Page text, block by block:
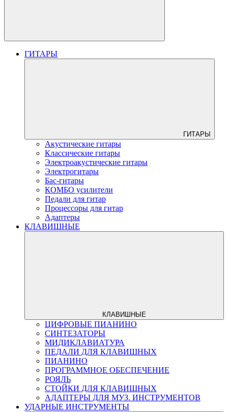
ГИТАРЫ
ГИТАРЫ
Акустические гитары
Классические гитары
Электроакустические гитары
Электрогитары
Бас-гитары
КОМБО усилители
Педали для гитар
Процессоры для гитар
Адаптеры
КЛАВИШНЫЕ
КЛАВИШНЫЕ
ЦИФРОВЫЕ ПИАНИНО
СИНТЕЗАТОРЫ
МИДИКЛАВИАТУРА
ПЕДАЛИ ДЛЯ КЛАВИШНЫХ
ПИАНИНО
ПРОГРАММНОЕ ОБЕСПЕЧЕНИЕ
РОЯЛЬ
СТОЙКИ ДЛЯ КЛАВИШНЫХ
АДАПТЕРЫ ДЛЯ МУЗ. ИНСТРУМЕНТОВ
УДАРНЫЕ ИНСТРУМЕНТЫ